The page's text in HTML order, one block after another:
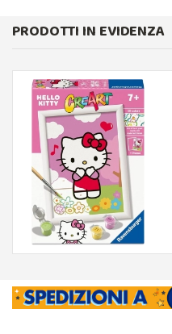
PRODOTTI IN EVIDENZA